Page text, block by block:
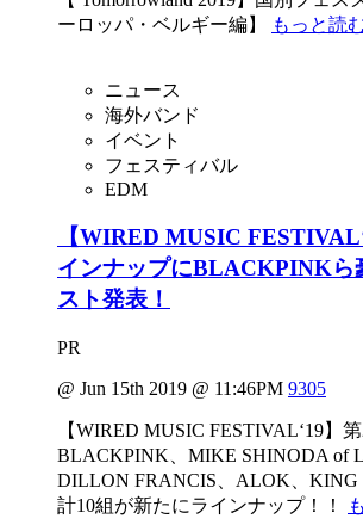
ーロッパ・ベルギー編】
もっと読
ニュース
海外バンド
イベント
フェスティバル
EDM
【WIRED MUSIC
インナップにBLACKPINKら
スト発表！
PR
@ Jun 15th 2019 @ 11:46PM 9305
【WIRED MUSIC FESTIVAL‘19】
BLACKPINK、MIKE SHINODA of
DILLON FRANCIS、ALOK、KING
計10組が新たにラインナップ！！